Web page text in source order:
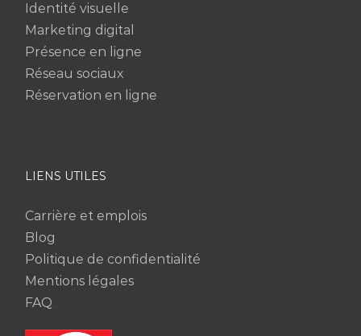
Identité visuelle
Marketing digital
Présence en ligne
Réseau sociaux
Réservation en ligne
LIENS UTILES
Carrière et emplois
Blog
Politique de confidentialité
Mentions légales
FAQ